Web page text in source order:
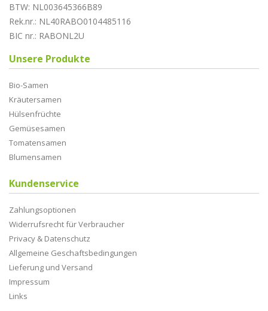
BTW: NL003645366B89
Rek.nr.: NL40RABO0104485116
BIC nr.: RABONL2U
Unsere Produkte
Bio-Samen
Kräutersamen
Hülsenfrüchte
Gemüsesamen
Tomatensamen
Blumensamen
Kundenservice
Zahlungsoptionen
Widerrufsrecht für Verbraucher
Privacy & Datenschutz
Allgemeine Geschaftsbedingungen
Lieferung und Versand
Impressum
Links